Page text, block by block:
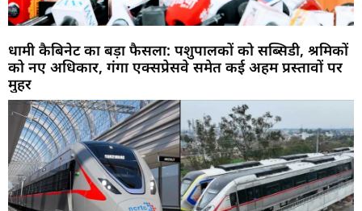
धामी कैबिनेट का बड़ा फैसला: पशुपालकों को सब्सिडी, श्रमिकों
को नए अधिकार, गंगा एक्सप्रेसवे समेत कई अहम प्रस्तावों पर
मुहर